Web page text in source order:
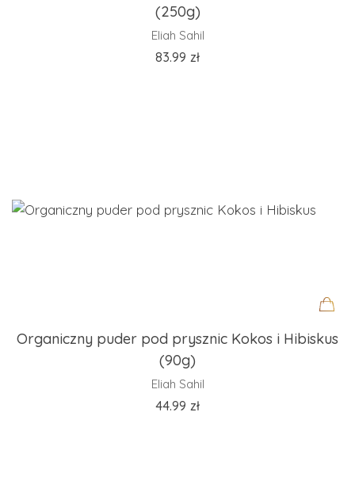
(250g)
Eliah Sahil
83.99 zł
Organiczny puder pod prysznic Kokos i Hibiskus
(90g)
Eliah Sahil
44.99 zł